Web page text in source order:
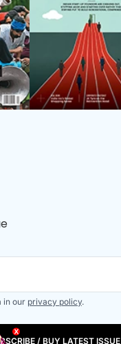
X
in our privacy policy.
/ BUY LATEST ISSUE